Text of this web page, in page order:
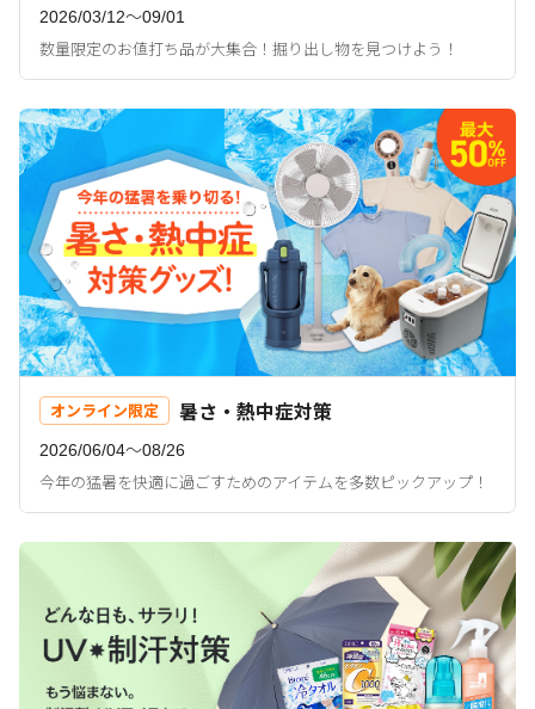
2026/03/12〜09/01
数量限定のお値打ち品が大集合！掘り出し物を見つけよう！
オンライン限定 暑さ・熱中症対策
2026/06/04〜08/26
今年の猛暑を快適に過ごすためのアイテムを多数ピックアップ！